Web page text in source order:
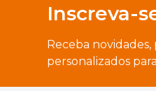
Inscreva-
Receba
personalizados